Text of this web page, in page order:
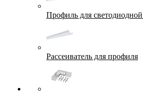
Профиль для
Рассеиватель для профиля